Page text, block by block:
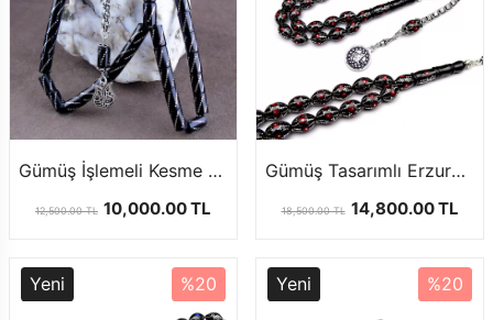
Gümüş İşlemeli Kesme Model Oltu Taşı Tesbih
12,500.00 TL 10,000.00 TL
Gümüş Tasarımlı Erzurum Oltu Taşı Tesbih
18,500.00 TL 14,800.00 TL
Yeni %20 Yeni %20